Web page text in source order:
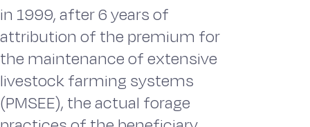
in 1999, after 6 years of
attribution of the premium for
the maintenance of extensive
livestock farming systems
(PMSEE), the actual forage